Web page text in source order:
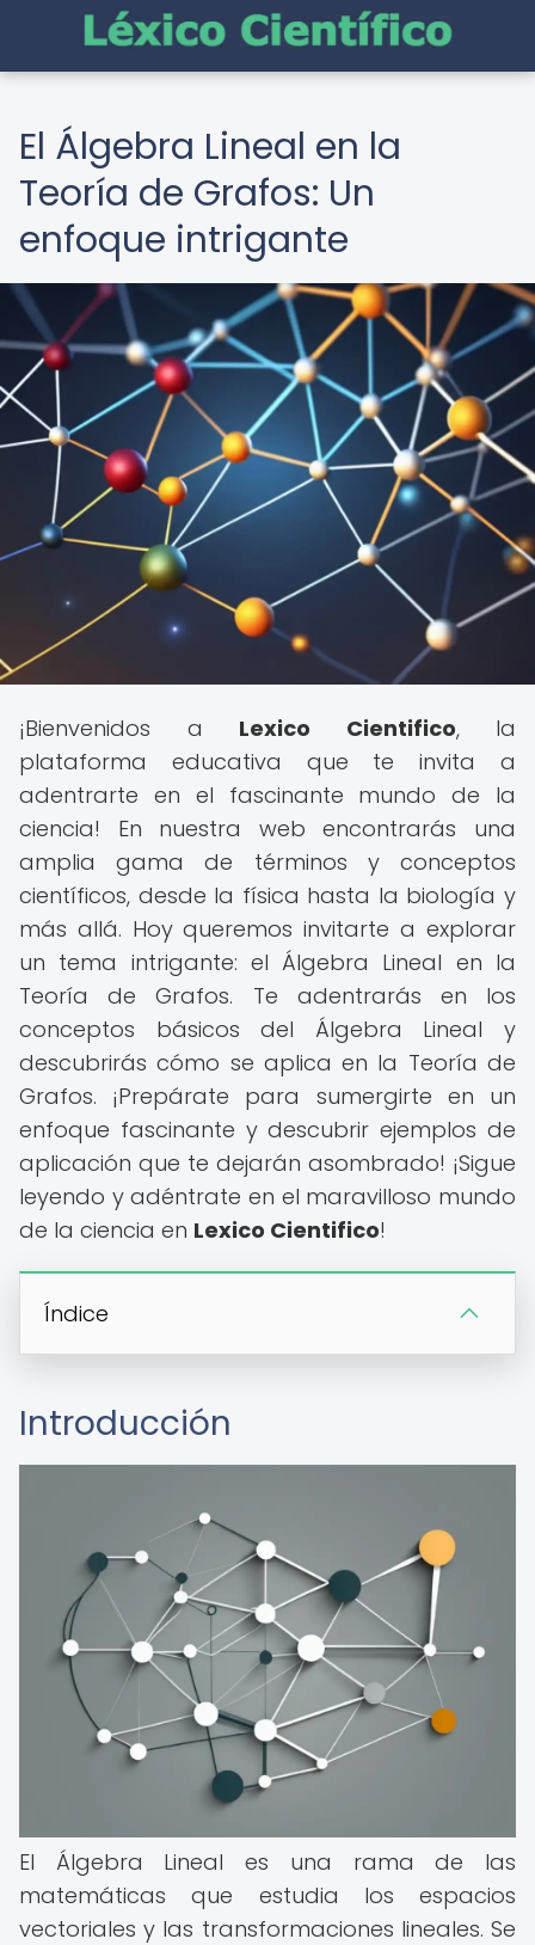
El Álgebra Lineal en la
Teoría de Grafos: Un
enfoque intrigante
¡Bienvenidos a Lexico Cientifico, la
plataforma educativa que te invita a
adentrarte en el fascinante mundo de la
ciencia! En nuestra web encontrarás una
amplia gama de términos y conceptos
científicos, desde la física hasta la biología y
más allá. Hoy queremos invitarte a explorar
un tema intrigante: el Álgebra Lineal en la
Teoría de Grafos. Te adentrarás en los
conceptos básicos del Álgebra Lineal y
descubrirás cómo se aplica en la Teoría de
Grafos. ¡Prepárate para sumergirte en un
enfoque fascinante y descubrir ejemplos de
aplicación que te dejarán asombrado! ¡Sigue
leyendo y adéntrate en el maravilloso mundo
de la ciencia en Lexico Cientifico!
Índice
Introducción
El Álgebra Lineal es una rama de las
matemáticas que estudia los espacios
vectoriales y las transformaciones lineales. Se